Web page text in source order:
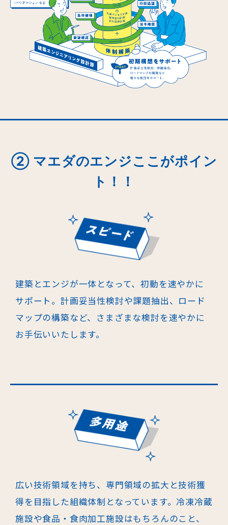
② マエダのエンジここがポイン
ト！！
建築とエンジが一体となって、初動を速やかに
サポート。計画妥当性検討や課題抽出、ロード
マップの構築など、さまざまな検討を速やかに
お手伝いいたし ます。
広い技術領域を持ち、専門領域の拡大と技術獲
得を目指した組織体制となって います。冷凍冷蔵
施設や食品・食肉加工施設はもちろんのこと、